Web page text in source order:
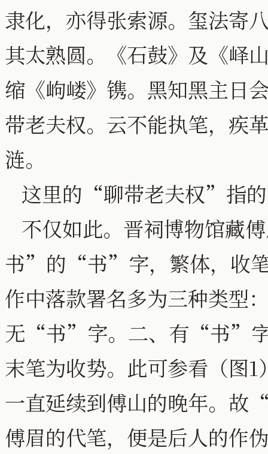
隶化，亦得张索源。玺法寄
其太熟圆。《石鼓》及《峄
缩《岣嵝》镌。黑知黑主日
带老夫权。云不能执笔，疾
涟。
这里的“聊带老夫权”指
不仅如此。晋祠博物馆藏
书”的“书”字，繁体，收笔
作中落款署名多为三种类型
无“书”字。二、有“书”字
末笔为收势。此可参看（图
一直延续到傅山的晚年。
傅眉的代笔，便是后人的作